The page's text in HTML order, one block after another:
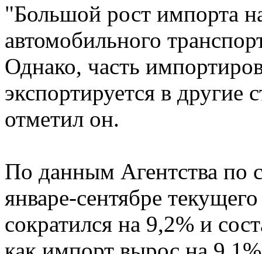
"Большой рост импорта
автомобильного
Однако, часть
экспортируется в другие
отметил он.
По данным Агентства по
январе-сентябре
сократился на 9,2% и